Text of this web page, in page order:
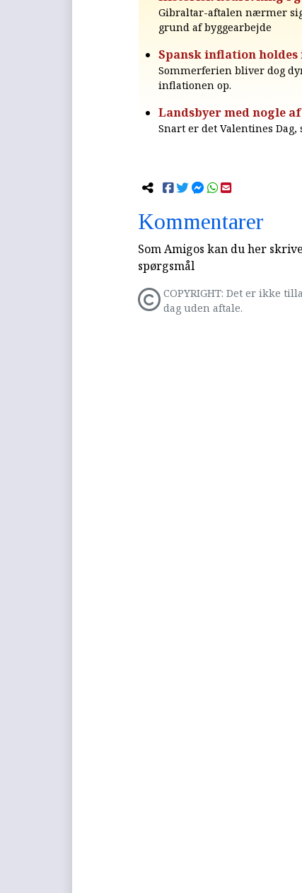
Gibraltar-aftalen nærmer
grund af byggearbejde
Spansk inflation holdes
Sommerferien bliver dog
inflationen op.
Landsbyer med nogle
Snart er det Valentines
Kommentarer
Som Amigos kan du her
spørgsmål
COPYRIGHT: Det er ikke
dag uden aftale.